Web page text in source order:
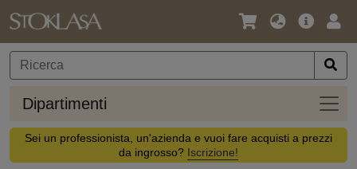
Lingua
Valuta
Offerta
Dipartimenti
Sei un professionista, un'azienda e vuoi fare acquisti a prezzi
da ingrosso? Iscrizione!